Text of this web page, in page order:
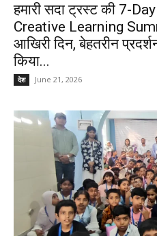
हमारी सदा ट्रस्ट की 7-
Creative Learning
आखिरी दिन, बेहतरीन
किया...
देश June 21, 2026